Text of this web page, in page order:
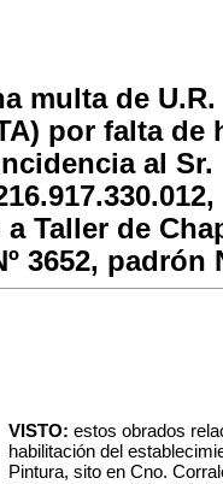
multa de U.R.
por falta
al Sr.
Taller de
3652, padrón
VISTO: estos obrados
habilitación del
Pintura, sito en Cno.